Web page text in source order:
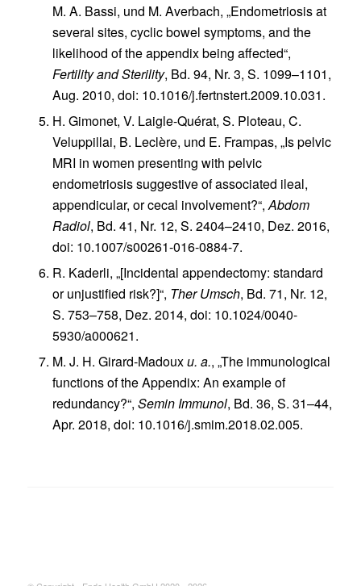
M. A. Bassi, und M. Averbach, „Endometriosis at
several sites, cyclic bowel symptoms, and the
likelihood of the appendix being affected“,
Fertility and Sterility, Bd. 94, Nr. 3, S. 1099–1101,
Aug. 2010, doi: 10.1016/j.fertnstert.2009.10.031.
H. Gimonet, V. Laigle-Quérat, S. Ploteau, C.
Veluppillai, B. Leclère, und E. Frampas, „Is pelvic
MRI in women presenting with pelvic
endometriosis suggestive of associated ileal,
appendicular, or cecal involvement?“,Abdom
Radiol, Bd. 41, Nr. 12, S. 2404–2410, Dez. 2016,
doi: 10.1007/s00261-016-0884-7.
R. Kaderli, „[Incidental appendectomy: standard
or unjustified risk?]“, Ther Umsch, Bd. 71, Nr. 12,
S. 753–758, Dez. 2014, doi: 10.1024/0040-
5930/a000621.
M. J. H. Girard-Madouxu. a., „The immunological
functions of the Appendix: An example of
redundancy?“, Semin Immunol, Bd. 36, S. 31–44,
Apr. 2018, doi: 10.1016/j.smim.2018.02.005.